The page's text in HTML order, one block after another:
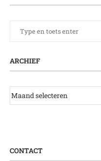
ARCHIEF
CONTACT